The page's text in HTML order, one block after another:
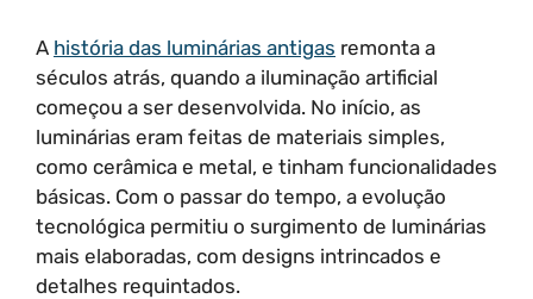
A história das luminárias antigas remonta a
séculos atrás, quando a iluminação artificial
começou a ser desenvolvida. No início, as
luminárias eram feitas de materiais simples,
como cerâmica e metal, e tinham funcionalidades
básicas. Com o passar do tempo, a evolução
tecnológica permitiu o surgimento de luminárias
mais elaboradas, com designs intrincados e
detalhes requintados.